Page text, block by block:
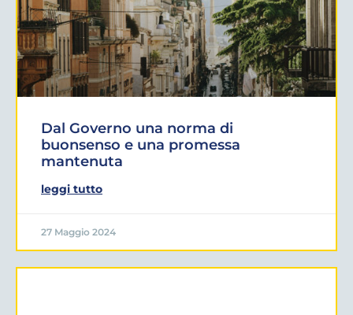
Dal Governo una norma di
buonsenso e una promessa
mantenuta
leggi tutto
27 Maggio 2024